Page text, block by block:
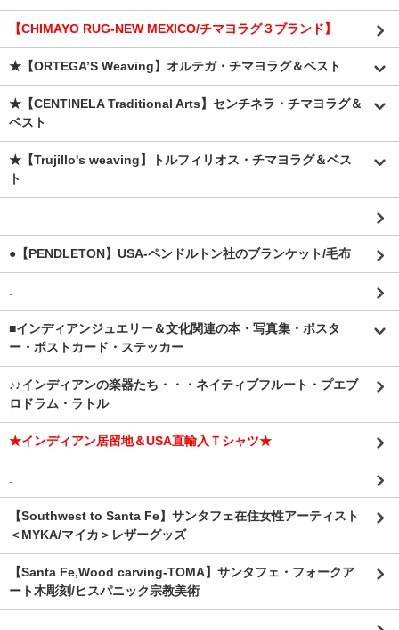
【CHIMAYO RUG-NEW MEXICO/チマヨラグ３ブランド】
★【ORTEGA’S Weaving】オルテガ・チマヨラグ＆ベスト
★【CENTINELA Traditional Arts】センチネラ・チマヨラグ＆
ベスト
★【Trujillo's weaving】トルフィリオス・チマヨラグ＆ベス
ト
.
●【PENDLETON】USA-ペンドルトン社のブランケット/毛布
.
■インディアンジュエリー＆文化関連の本・写真集・ポスタ
ー・ポストカード・ステッカー
♪♪インディアンの楽器たち・・・ネイティブフルート・プエブ
ロドラム・ラトル
★インディアン居留地＆USA直輸入Ｔシャツ★
.
【Southwest to Santa Fe】サンタフェ在住女性アーティスト
＜MYKA/マイカ＞レザーグッズ
【Santa Fe,Wood carving-TOMA】サンタフェ・フォークア
ート木彫刻/ヒスパニック宗教美術